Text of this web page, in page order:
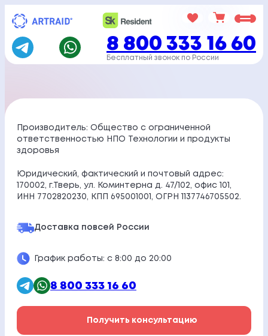
Перейти
содержимому
8 800 333 16 60
Бесплатный звонок по России
Производитель: Общество с ограниченной
ответственностью НПО Технологии и продукты
здоровья
Юридический, фактический и почтовый адрес:
170002, г.Тверь, ул. Коминтерна д. 47/102, офис 101,
ИНН 7702820230, КПП 695001001, ОГРН 1137746705502.
Доставка повсей России
График работы: с 8:00 до 20:00
8 800 333 16 60
Получить консультацию